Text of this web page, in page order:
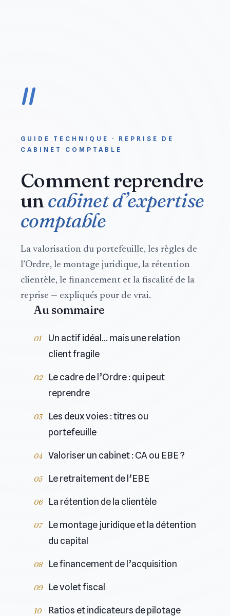
GUIDE TECHNIQUE · REPRISE DE
CABINET COMPTABLE
Comment reprendre
uncabinet d’expertise
comptable
La valorisation du portefeuille, les règles de
l’Ordre, le montage juridique, la rétention
clientèle, le financement et la fiscalité de la
reprise — expliqués pour de vrai.
Au sommaire
Un actif idéal… mais une relation
client fragile
Le cadre de l’Ordre : qui peut
reprendre
Les deux voies : titres ou
portefeuille
Valoriser un cabinet : CA ou EBE ?
Le retraitement de l’EBE
La rétention de la clientèle
Le montage juridique et la détention
du capital
Le financement de l’acquisition
Le volet fiscal
Ratios et indicateurs de pilotage